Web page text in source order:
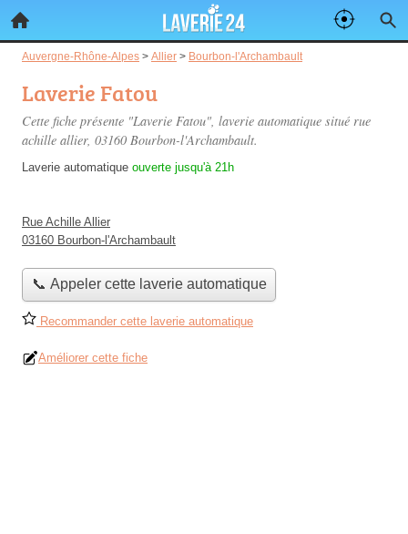
Auvergne-Rhône-Alpes > Allier > Bourbon-l'Archambault
Laverie Fatou
Cette fiche présente "Laverie Fatou", laverie automatique situé rue
achille allier, 03160 Bourbon-l'Archambault.
Laverie automatique ouverte jusqu'à 21h
Rue Achille Allier
03160 Bourbon-l'Archambault
📞 Appeler cette laverie automatique
Recommander cette laverie automatique
Améliorer cette fiche